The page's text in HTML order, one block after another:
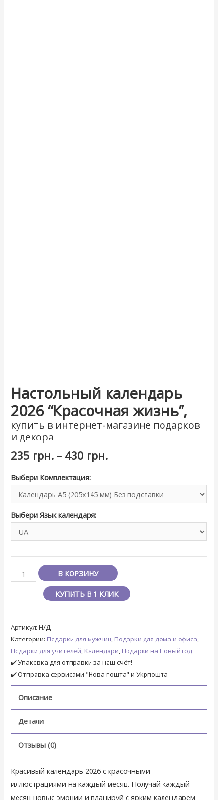
Настольный календарь
2026 “Красочная жизнь”,
купить в интернет-магазине подарков
и декора
235 грн. – 430 грн.
Выбери Комплектация:
Выбери Язык календаря:
В КОРЗИНУ
КУПИТЬ В 1 КЛИК
Артикул:Н/Д
Категории: Подарки для мужчин, Подарки для дома и офиса,
Подарки для учителей, Календари, Подарки на Новый год
✔️ Упаковка для отправки за наш счёт!
✔️ Отправка сервисами "Нова пошта" и Укрпошта
Описание
Детали
Отзывы (0)
Красивый календарь 2026 с красочными
иллюстрациями на каждый месяц. Получай каждый
месяц новые эмоции и планируй с ярким календарем